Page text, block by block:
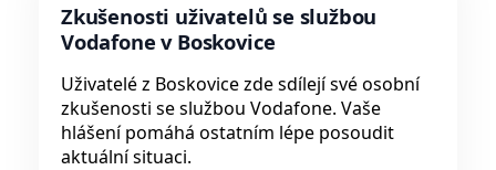
Zkušenosti uživatelů se službou
Vodafone v Boskovice
Uživatelé z Boskovice zde sdílejí své osobní
zkušenosti se službou Vodafone. Vaše
hlášení pomáhá ostatním lépe posoudit
aktuální situaci.